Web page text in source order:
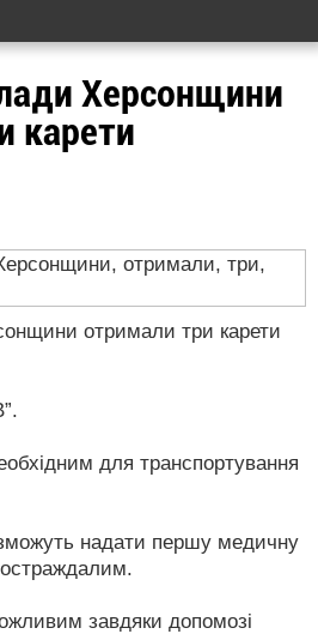
Херсонщини
карети
отримали три карети
для транспортування
надати першу медичну
завдяки допомозі